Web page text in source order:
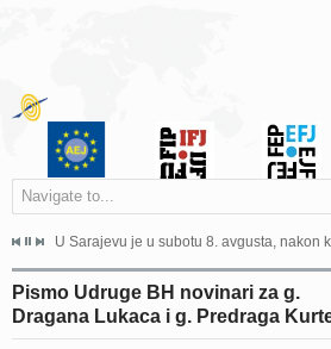
Navigate to...
na zahtjeve za pristup informacijama u
U Sarajevu je u subotu 8. avgusta, nakon
Pismo Udruge BH novinari za g.
Dragana Lukaca i g. Predraga